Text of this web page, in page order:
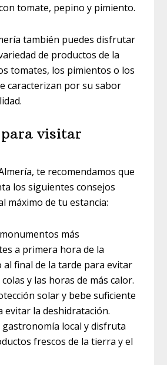
tomate, pepino y pimiento.
también puedes disfrutar
de productos de la
tomates, los pimientos o los
caracterizan por su sabor
visitar
te recomendamos que
los siguientes consejos
máximo de tu estancia:
más
a primera hora de la
al final de la tarde para evitar
y las horas de más calor.
solar y bebe suficiente
evitar la deshidratación.
gastronomía local y disfruta
frescos de la tierra y el